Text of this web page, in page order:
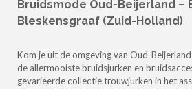
Bruidsmode Oud-Beijerland –
Bleskensgraaf (Zuid-Holland)
Kom je uit de omgeving van Oud-
de allermooiste bruidsjurken en
gevarieerde collectie trouwjurken in het